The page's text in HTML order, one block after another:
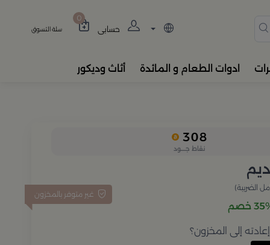
المباخر، والفواحات
حسابي
0
سلة التسوق
ادوات الطعام و المائدة أثاث وديكور
308
نقاط جــــود
غير متوفر بالمخزون
الضريبة)
خصم
إلى المخزون؟